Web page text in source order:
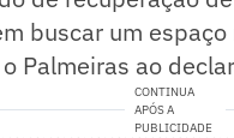
buscar um
Palmeiras ao
CONTINUA
APÓS A
PUBLICIDADE